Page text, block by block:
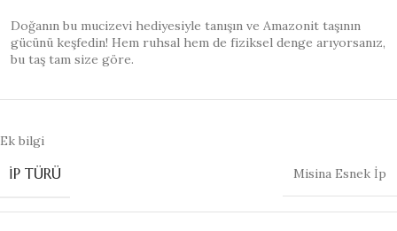
Doğanın bu mucizevi hediyesiyle tanışın ve Amazonit taşının
gücünü keşfedin! Hem ruhsal hem de fiziksel denge arıyorsanız,
bu taş tam size göre.
Ek bilgi
İP TÜRÜ Misina Esnek İp